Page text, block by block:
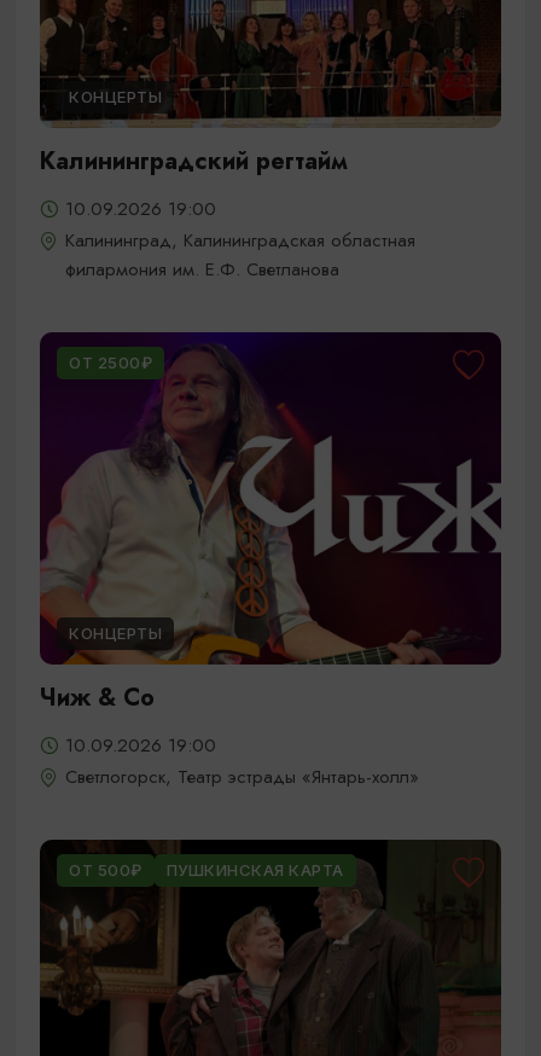
КОНЦЕРТЫ
Калининградский регтайм
10.09.2026 19:00
Калининград, Калининградская областная
филармония им. Е.Ф. Светланова
ОТ 2500₽
КОНЦЕРТЫ
Чиж & Cо
10.09.2026 19:00
Светлогорск, Театр эстрады «Янтарь-холл»
ОТ 500₽ ПУШКИНСКАЯ КАРТА